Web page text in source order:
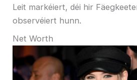
Leit markéiert, déi hir
observéiert hunn.
Net Worth